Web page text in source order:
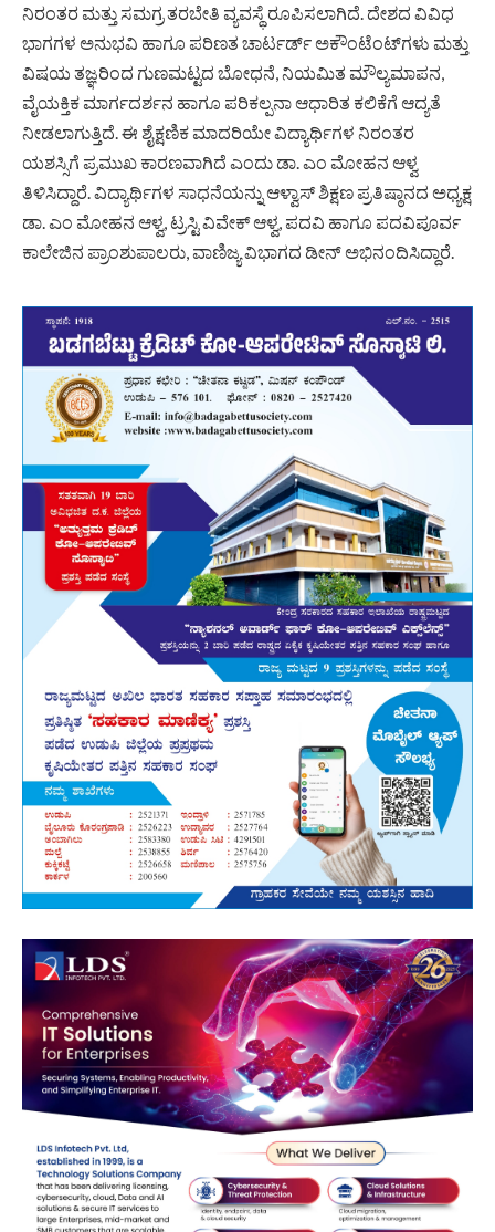
ನಿರಂತರ ಮತ್ತು ಸಮಗ್ರ ತರಬೇತಿ ವ್ಯವಸ್ಥೆ ರೂಪಿಸಲಾಗಿದೆ. ದೇಶದ ವಿವಿಧ
ಭಾಗಗಳ ಅನುಭವಿ ಹಾಗೂ ಪರಿಣತ ಚಾರ್ಟರ್ಡ್ ಅಕೌಂಟೆಂಟ್‌ಗಳು ಮತ್ತು
ವಿಷಯ ತಜ್ಞರಿಂದ ಗುಣಮಟ್ಟದ ಬೋಧನೆ, ನಿಯಮಿತ ಮೌಲ್ಯಮಾಪನ,
ವೈಯಕ್ತಿಕ ಮಾರ್ಗದರ್ಶನ ಹಾಗೂ ಪರಿಕಲ್ಪನಾ ಆಧಾರಿತ ಕಲಿಕೆಗೆ ಆದ್ಯತೆ
ನೀಡಲಾಗುತ್ತಿದೆ. ಈ ಶೈಕ್ಷಣಿಕ ಮಾದರಿಯೇ ವಿದ್ಯಾರ್ಥಿಗಳ ನಿರಂತರ
ಯಶಸ್ಸಿಗೆ ಪ್ರಮುಖ ಕಾರಣವಾಗಿದೆ ಎಂದು ಡಾ. ಎಂ ಮೋಹನ ಆಳ್ವ
ತಿಳಿಸಿದ್ದಾರೆ. ವಿದ್ಯಾರ್ಥಿಗಳ ಸಾಧನೆಯನ್ನು ಆಳ್ವಾಸ್ ಶಿಕ್ಷಣ ಪ್ರತಿಷ್ಠಾನದ ಅಧ್ಯಕ್ಷ
ಡಾ. ಎಂ ಮೋಹನ ಆಳ್ವ, ಟ್ರಸ್ಟಿ ವಿವೇಕ್ ಆಳ್ವ, ಪದವಿ ಹಾಗೂ ಪದವಿಪೂರ್ವ
ಕಾಲೇಜಿನ ಪ್ರಾಂಶುಪಾಲರು, ವಾಣಿಜ್ಯ ವಿಭಾಗದ ಡೀನ್ ಅಭಿನಂದಿಸಿದ್ದಾರೆ.